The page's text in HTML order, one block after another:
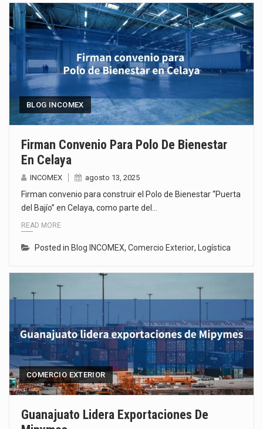
BLOG INCOMEX
Firman Convenio Para Polo De Bienestar
En Celaya
INCOMEX agosto 13, 2025
Firman convenio para construir el Polo de Bienestar “Puerta
del Bajío” en Celaya, como parte del…
READ MORE
Posted in Blog INCOMEX, Comercio Exterior, Logística
COMERCIO EXTERIOR
Guanajuato Lidera Exportaciones De